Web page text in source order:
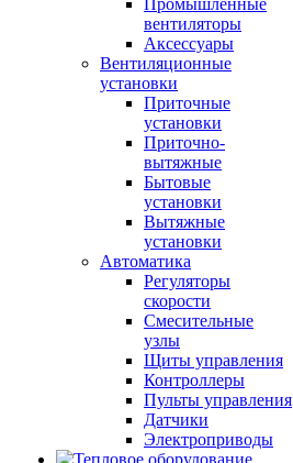
Промышленные
вентиляторы
Аксессуары
Вентиляционные
установки
Приточные
установки
Приточно-
вытяжные
Бытовые
установки
Вытяжные
установки
Автоматика
Регуляторы
скорости
Смесительные
узлы
Щиты управления
Контроллеры
Пульты управления
Датчики
Электроприводы